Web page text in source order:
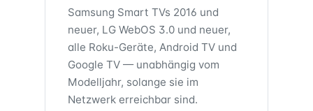
Samsung Smart TVs 2016 und
neuer, LG WebOS 3.0 und neuer,
alle Roku-Geräte, Android TV und
Google TV — unabhängig vom
Modelljahr, solange sie im
Netzwerk erreichbar sind.